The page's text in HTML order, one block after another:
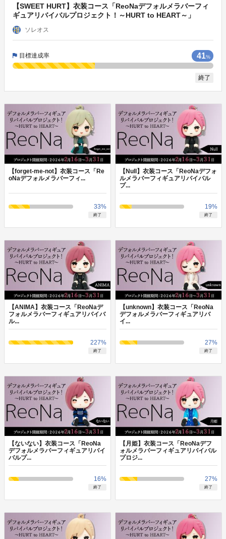
【SWEET HURT】衣装コース「ReoNaデフォルメラバーフィ
ギュアリバイバルプロジェクト！～HURT to HEART～」
ソレオス
目標達成率 41%
終了
【forget-me-not】衣装コース「Re
oNaデフォルメラバーフィ...
33%
終了
【Null】衣装コース「ReoNaデフォ
ルメラバーフィギュアリバイバル
プ...
19%
終了
【ANIMA】衣装コース「ReoNaデ
フォルメラバーフィギュアリバイバ
ル...
227%
終了
【unknown】衣装コース「ReoNa
デフォルメラバーフィギュアリバ
イ...
27%
終了
【ないない】衣装コース「ReoNa
デフォルメラバーフィギュアリバイ
バルプ...
16%
終了
【月姫】衣装コース「ReoNaデフ
ォルメラバーフィギュアリバイバル
プロジ...
27%
終了